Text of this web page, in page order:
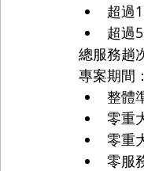
超過
超過
總服務趟
專案期間：
整體
零重
零重
零服